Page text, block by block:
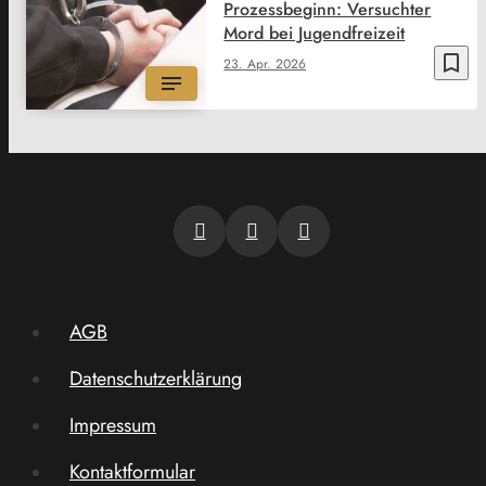
bookmark_border
23. Apr. 2026
Prozessbeginn: Versuchter
Mord bei Jugendfreizeit
AGB
Datenschutzerklärung
Impressum
Kontaktformular